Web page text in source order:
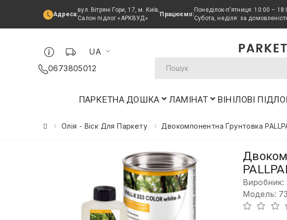
Адреса:
вул. Вітряні Гори, 17, м. Київ,
Салон підлог «АРКВУД»
Працюємо:
Понеділок-п'ятниця: 10:00 –
Субота, неділя: за
UA
0673805012
ПАРКЕТНА ДОШКА ЛАМІНАТ ВІНІЛОВІ
Олія - Віск Для Паркету Двокомпонентна Ґрунтовка
Виробник:
Модель: